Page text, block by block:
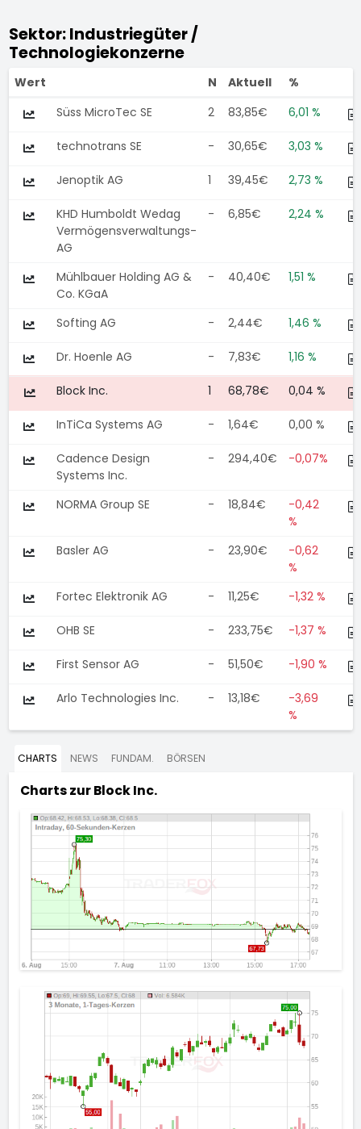
Sektor: Industriegüter /
Technologiekonzerne
Wert N Aktuell
%
Süss MicroTec SE
2 83,85€ 6,01 %
technotrans SE - 30,65€ 3,03 %
Jenoptik AG 1 39,45€ 2,73 %
KHD Humboldt Wedag
Vermögensverwaltungs-
AG
- 6,85€ 2,24 %
Mühlbauer Holding AG &
Co. KGaA
- 40,40€ 1,51 %
Softing AG - 2,44€ 1,46 %
Dr. Hoenle AG - 7,83€ 1,16 %
Block Inc. 1 68,78€ 0,04 %
InTiCa Systems AG - 1,64€ 0,00 %
Cadence Design
Systems Inc.
- 294,40€ -0,07%
NORMA Group SE - 18,84€
-0,42
%
Basler AG
- 23,90€
-0,62
%
Fortec Elektronik AG
- 11,25€ -1,32 %
OHB SE - 233,75€ -1,37 %
First Sensor AG - 51,50€ -1,90 %
Arlo Technologies Inc. - 13,18€
-3,69
%
CHARTS NEWS FUNDAM. BÖRSEN
Charts zurBlock Inc.